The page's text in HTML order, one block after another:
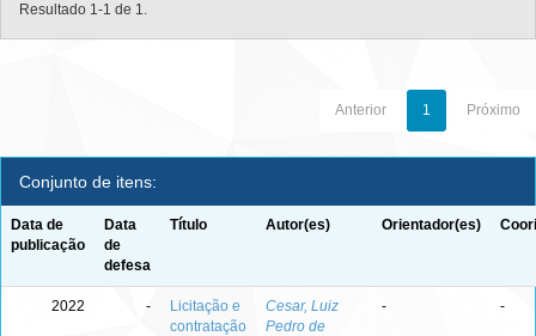
Resultado 1-1 de 1.
Anterior 1 Próximo
Conjunto de itens:
Data de
publicação
Data
de
defesa
Título Autor(es) Orientador(es)
2022 -
Licitação e
contratação
Cesar, Luiz
Pedro de
- -